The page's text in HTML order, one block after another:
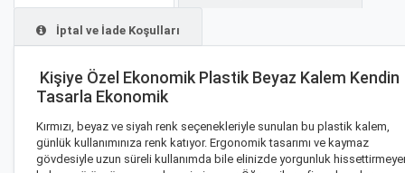
İptal ve İade Koşulları
Kişiye Özel Ekonomik Plastik Beyaz Kalem Kendin
Tasarla Ekonomik
Kırmızı, beyaz ve siyah renk seçenekleriyle sunulan bu plastik kalem,
günlük kullanımınıza renk katıyor. Ergonomik tasarımı ve kaymaz
gövdesiyle uzun süreli kullanımda bile elinizde yorgunluk